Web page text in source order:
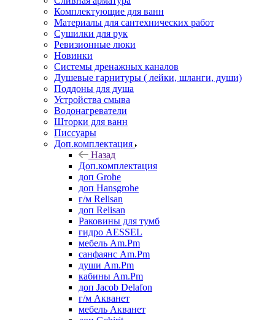
Комплектующие для ванн
Материалы для сантехнических работ
Сушилки для рук
Ревизионные люки
Новинки
Системы дренажных каналов
Душевые гарнитуры ( лейки, шланги, души)
Поддоны для душа
Устройства смыва
Водонагреватели
Шторки для ванн
Писсуары
Доп.комплектация
Назад
Доп.комплектация
доп Grohe
доп Hansgrohe
г/м Relisan
доп Relisan
Раковины для тумб
гидро AESSEL
мебель Am.Pm
санфаянс Am.Pm
души Am.Pm
кабины Am.Pm
доп Jacob Delafon
г/м Акванет
мебель Акванет